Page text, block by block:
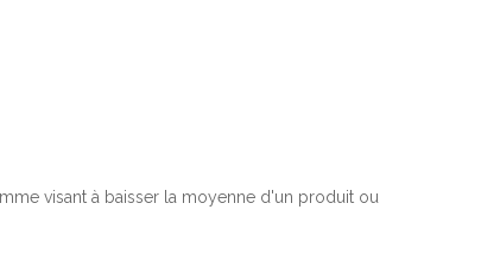
visant à baisser la moyenne d'un produit ou